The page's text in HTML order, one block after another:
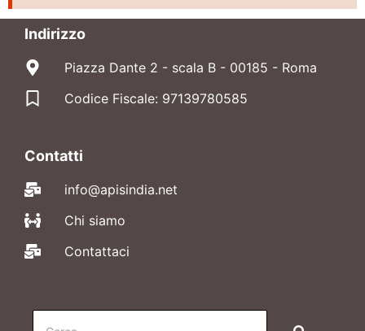
Indirizzo
Piazza Dante 2 - scala B - 00185 - Roma
Codice Fiscale: 97139780585
Contatti
info@apisindia.net
Chi siamo
Contattaci